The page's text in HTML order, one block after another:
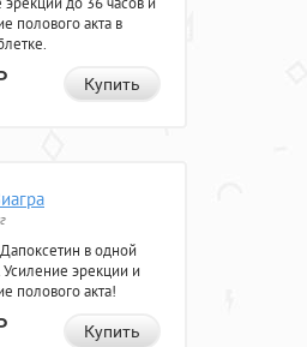
полового акта в
Купить
в одной
Усиление эрекции и
полового акта!
Купить